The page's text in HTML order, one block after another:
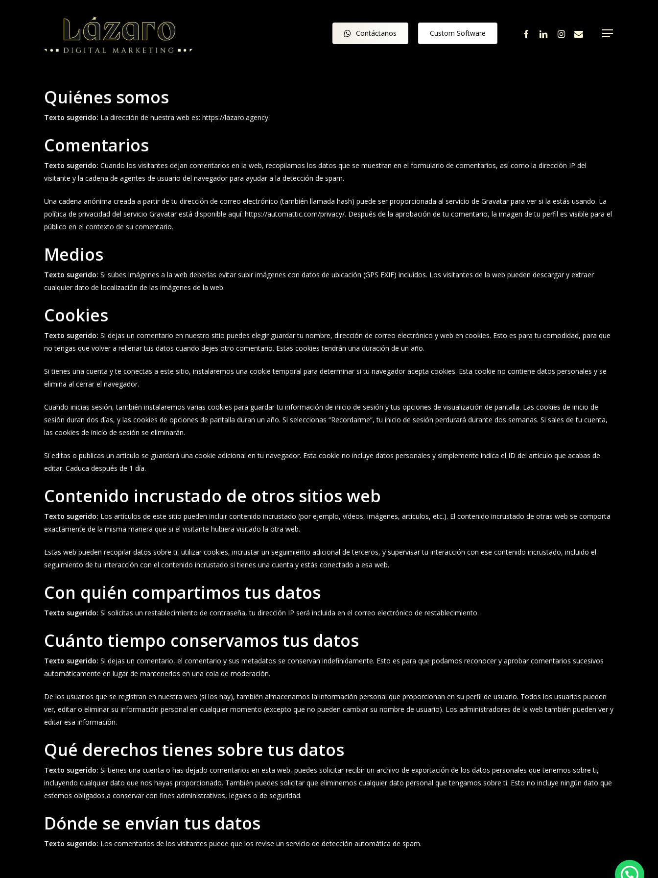
Contáctanos Custom Software facebooklinkedin instagram
email Menu
Quiénes somos
Texto sugerido: La dirección de nuestra web es: https://lazaro.agency.
Comentarios
Texto sugerido: Cuando los visitantes dejan comentarios en la web, recopilamos los datos que se muestran en el formulario de comentarios, así como la dirección IP del
visitante y la cadena de agentes de usuario del navegador para ayudar a la detección de spam.
Una cadena anónima creada a partir de tu dirección de correo electrónico (también llamada hash) puede ser proporcionada al servicio de Gravatar para ver si la estás usando. La
política de privacidad del servicio Gravatar está disponible aquí: https://automattic.com/privacy/. Después de la aprobación de tu comentario, la imagen de tu perfil es visible para el
público en el contexto de su comentario.
Medios
Texto sugerido: Si subes imágenes a la web deberías evitar subir imágenes con datos de ubicación (GPS EXIF) incluidos. Los visitantes de la web pueden descargar y extraer
cualquier dato de localización de las imágenes de la web.
Cookies
Texto sugerido: Si dejas un comentario en nuestro sitio puedes elegir guardar tu nombre, dirección de correo electrónico y web en cookies. Esto es para tu comodidad, para que
no tengas que volver a rellenar tus datos cuando dejes otro comentario. Estas cookies tendrán una duración de un año.
Si tienes una cuenta y te conectas a este sitio, instalaremos una cookie temporal para determinar si tu navegador acepta cookies. Esta cookie no contiene datos personales y se
elimina al cerrar el navegador.
Cuando inicias sesión, también instalaremos varias cookies para guardar tu información de inicio de sesión y tus opciones de visualización de pantalla. Las cookies de inicio de
sesión duran dos días, y las cookies de opciones de pantalla duran un año. Si seleccionas “Recordarme”, tu inicio de sesión perdurará durante dos semanas. Si sales de tu cuenta,
las cookies de inicio de sesión se eliminarán.
Si editas o publicas un artículo se guardará una cookie adicional en tu navegador. Esta cookie no incluye datos personales y simplemente indica el ID del artículo que acabas de
editar. Caduca después de 1 día.
Contenido incrustado de otros sitios web
Texto sugerido: Los artículos de este sitio pueden incluir contenido incrustado (por ejemplo, vídeos, imágenes, artículos, etc.). El contenido incrustado de otras web se comporta
exactamente de la misma manera que si el visitante hubiera visitado la otra web.
Estas web pueden recopilar datos sobre ti, utilizar cookies, incrustar un seguimiento adicional de terceros, y supervisar tu interacción con ese contenido incrustado, incluido el
seguimiento de tu interacción con el contenido incrustado si tienes una cuenta y estás conectado a esa web.
Con quién compartimos tus datos
Texto sugerido: Si solicitas un restablecimiento de contraseña, tu dirección IP será incluida en el correo electrónico de restablecimiento.
Cuánto tiempo conservamos tus datos
Texto sugerido: Si dejas un comentario, el comentario y sus metadatos se conservan indefinidamente. Esto es para que podamos reconocer y aprobar comentarios sucesivos
automáticamente en lugar de mantenerlos en una cola de moderación.
De los usuarios que se registran en nuestra web (si los hay), también almacenamos la información personal que proporcionan en su perfil de usuario. Todos los usuarios pueden
ver, editar o eliminar su información personal en cualquier momento (excepto que no pueden cambiar su nombre de usuario). Los administradores de la web también pueden ver y
editar esa información.
Qué derechos tienes sobre tus datos
Texto sugerido: Si tienes una cuenta o has dejado comentarios en esta web, puedes solicitar recibir un archivo de exportación de los datos personales que tenemos sobre ti,
incluyendo cualquier dato que nos hayas proporcionado. También puedes solicitar que eliminemos cualquier dato personal que tengamos sobre ti. Esto no incluye ningún dato que
estemos obligados a conservar con fines administrativos, legales o de seguridad.
Dónde se envían tus datos
Texto sugerido: Los comentarios de los visitantes puede que los revise un servicio de detección automática de spam.